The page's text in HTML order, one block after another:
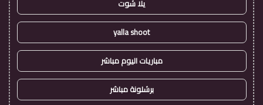
يلا شوت
yalla shoot
مباريات اليوم مباشر
برشلونة مباشر